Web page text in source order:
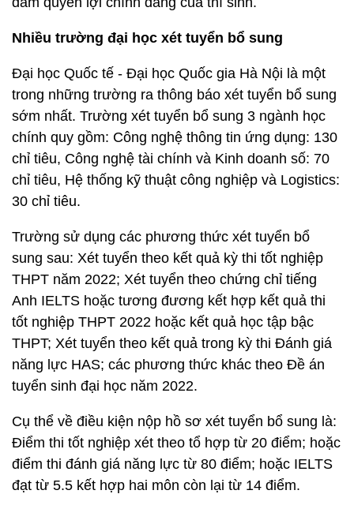
Nhiều trường đại học xét tuyển bổ sung
Đại học Quốc tế - Đại học Quốc gia Hà Nội là một
trong những trường ra thông báo xét tuyển bổ sung
sớm nhất. Trường xét tuyển bổ sung 3 ngành học
chính quy gồm: Công nghệ thông tin ứng dụng: 130
chỉ tiêu, Công nghệ tài chính và Kinh doanh số: 70
chỉ tiêu, Hệ thống kỹ thuật công nghiệp và Logistics:
30 chỉ tiêu.
Trường sử dụng các phương thức xét tuyển bổ
sung sau: Xét tuyển theo kết quả kỳ thi tốt nghiệp
THPT năm 2022; Xét tuyển theo chứng chỉ tiếng
Anh IELTS hoặc tương đương kết hợp kết quả thi
tốt nghiệp THPT 2022 hoặc kết quả học tập bậc
THPT; Xét tuyển theo kết quả trong kỳ thi Đánh giá
năng lực HAS; các phương thức khác theo Đề án
tuyển sinh đại học năm 2022.
Cụ thể về điều kiện nộp hồ sơ xét tuyển bổ sung là:
Điểm thi tốt nghiệp xét theo tổ hợp từ 20 điểm; hoặc
điểm thi đánh giá năng lực từ 80 điểm; hoặc IELTS
đạt từ 5.5 kết hợp hai môn còn lại từ 14 điểm.